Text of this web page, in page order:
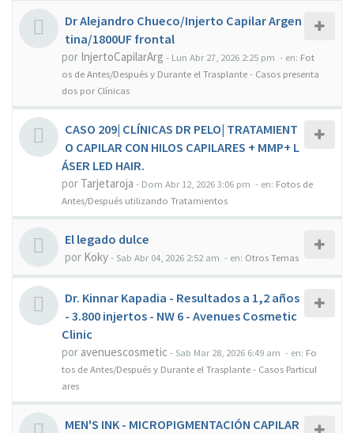
Dr Alejandro Chueco/Injerto Capilar Argen
tina/1800UF frontal
por InjertoCapilarArg - Lun Abr 27, 2026 2:25 pm - en: Fot
os de Antes/Después y Durante el Trasplante - Casos presenta
dos por Clínicas
CASO 209| CLÍNICAS DR PELO| TRATAMIENT
O CAPILAR CON HILOS CAPILARES + MMP+ L
ÁSER LED HAIR.
por Tarjetaroja - Dom Abr 12, 2026 3:06 pm - en: Fotos de
Antes/Después utilizando Tratamientos
El legado dulce
por Koky- Sab Abr 04, 2026 2:52 am - en: Otros Temas
Dr. Kinnar Kapadia - Resultados a 1,2 años
- 3.800 injertos - NW 6 - Avenues Cosmetic
Clinic
por avenuescosmetic- Sab Mar 28, 2026 6:49 am - en: Fo
tos de Antes/Después y Durante el Trasplante - Casos Particul
ares
MEN'S INK - MICROPIGMENTACIÓN CAPILAR